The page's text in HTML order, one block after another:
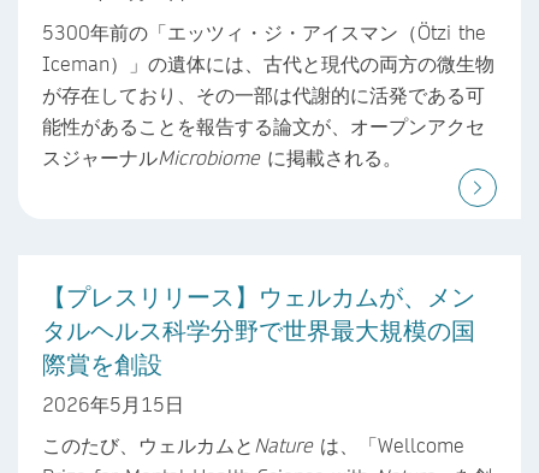
5300年前の「エッツィ・ジ・アイスマン（Ötzi the
Iceman）」の遺体には、古代と現代の両方の微生物
が存在しており、その一部は代謝的に活発である可
能性があることを報告する論文が、オープンアクセ
スジャーナルMicrobiome に掲載される。
【プレスリリース】ウェルカムが、メン
タルヘルス科学分野で世界最大規模の国
際賞を創設
2026年5月15日
このたび、ウェルカムと Nature は、「Wellcome